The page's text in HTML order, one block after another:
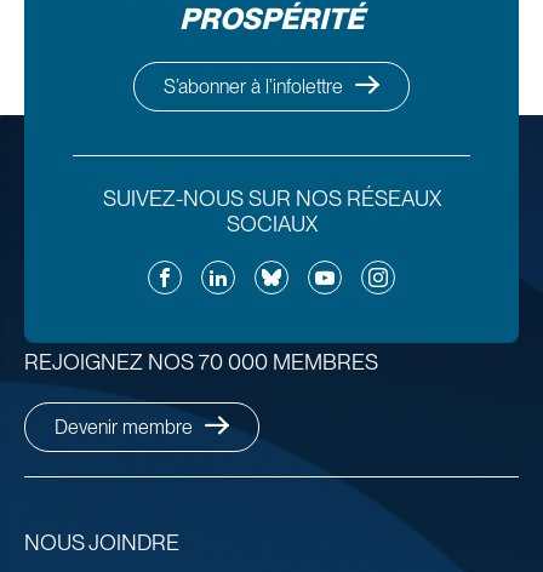
PROSPÉRITÉ
S’abonner à l’infolettre
SUIVEZ-NOUS SUR NOS RÉSEAUX
SOCIAUX
FacebookLinkedInBlueskyYouTubeInstagram
NOUS JOINDRE
REJOIGNEZ NOS 70 000 MEMBRES
Devenir membre